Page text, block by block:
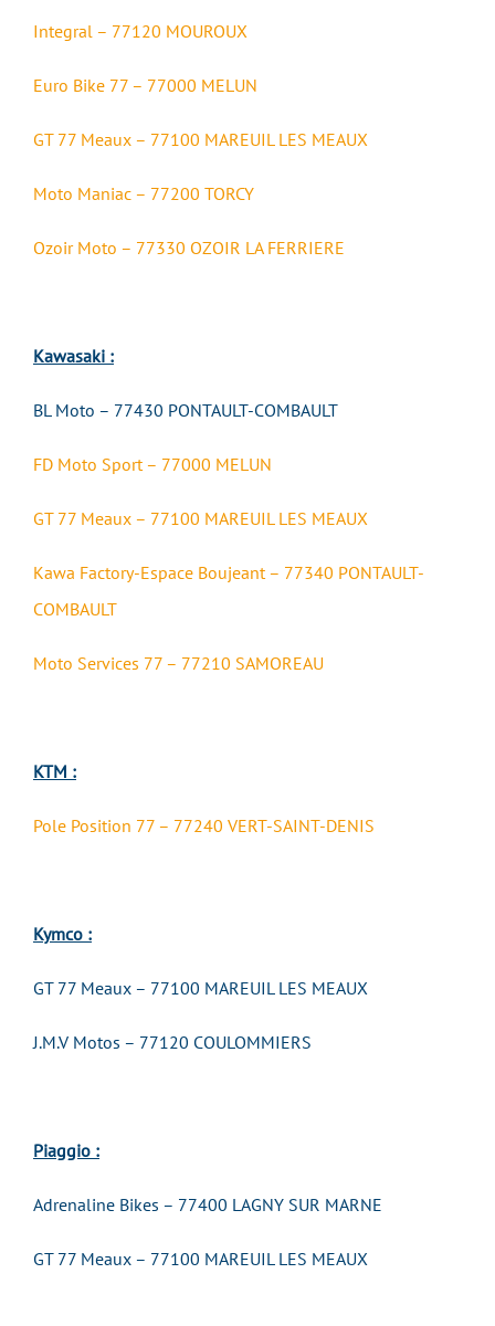
Integral – 77120 MOUROUX
Euro Bike 77 – 77000 MELUN
GT 77 Meaux – 77100 MAREUIL LES MEAUX
Moto Maniac – 77200 TORCY
Ozoir Moto – 77330 OZOIR LA FERRIERE
Kawasaki :
BL Moto – 77430 PONTAULT-COMBAULT
FD Moto Sport – 77000 MELUN
GT 77 Meaux – 77100 MAREUIL LES MEAUX
Kawa Factory-Espace Boujeant – 77340 PONTAULT-
COMBAULT
Moto Services 77 – 77210 SAMOREAU
KTM :
Pole Position 77 – 77240 VERT-SAINT-DENIS
Kymco :
GT 77 Meaux – 77100 MAREUIL LES MEAUX
J.M.V Motos – 77120 COULOMMIERS
Piaggio :
Adrenaline Bikes – 77400 LAGNY SUR MARNE
GT 77 Meaux – 77100 MAREUIL LES MEAUX